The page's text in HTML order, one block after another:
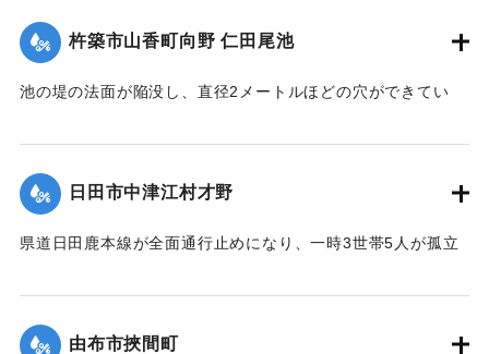
2020/7/6｜固有コード: 01215058
杵築市山香町向野 仁田尾池
池の堤の法面が陥没し、直径2メートルほどの穴ができてい
決壊の恐れがあるとして11日午後4時20分、平山区の7世帯20
人に避難勧告を出した。
【出典：NHKニュース】
日田市中津江村才野
県道日田鹿本線が全面通行止めになり、一時3世帯5人が孤立
（第 22 報）】
由布市挾間町